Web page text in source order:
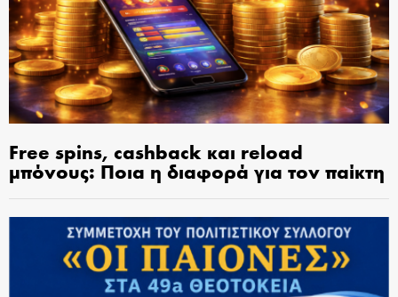
Free spins, cashback και reload
μπόνους: Ποια η διαφορά για τον παίκτη